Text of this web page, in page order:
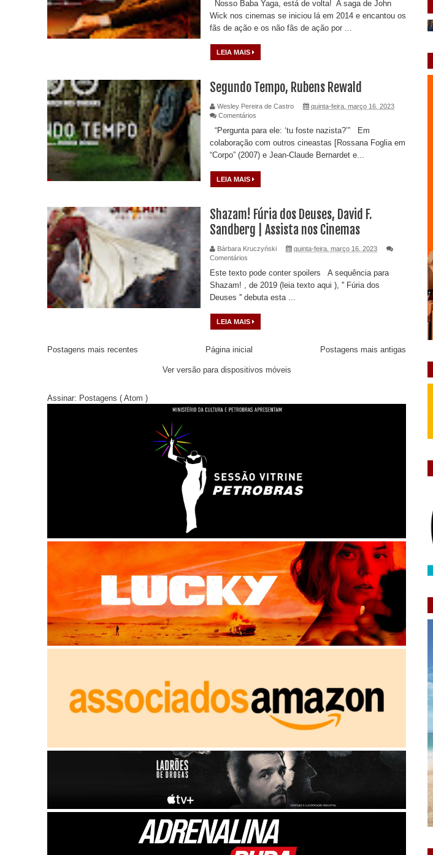
Nosso Baba Yaga, está de volta! A saga de John
Wick nos cinemas se iniciou lá em 2014 e encantou os
fãs de ação e os não fãs de ação por ...
LEIA MAIS
Segundo Tempo, Rubens Rewald
Wesley Pereira de Castro
quinta-feira, março 16, 2023
Comentários
“Pergunta para ele: ‘tu foste nazista?’” Em
colaboração com outros cineastas [Rossana Foglia em
“Corpo” (2007) e Jean-Claude Bernardet e...
LEIA MAIS
Shazam! Fúria dos Deuses, David F.
Sandberg | Assista nos Cinemas
Bárbara Kruczyński
quinta-feira, março 16, 2023
Comentários
Este texto pode conter spoilers A sequência para
Shazam! , de 2019 (leia texto aqui ), '' Fúria dos
Deuses '' debuta esta ...
LEIA MAIS
Postagens mais recentes Postagens mais antigas
Página inicial
Ver versão para dispositivos móveis
Assinar: Postagens ( Atom )